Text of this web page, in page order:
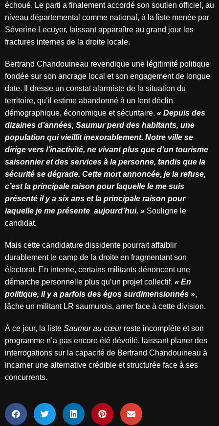
échoué. Le parti a finalement accordé son soutien officiel, au
niveau départemental comme national, à la liste menée par
Séverine Lecuyer, laissant apparaître au grand jour les
fractures internes de la droite locale.
Bertrand Chandouineau revendique une légitimité politique
fondée sur son ancrage local et son engagement de longue
date. Il dresse un constat alarmiste de la situation du
territoire, qu’il estime abandonné à un lent déclin
démographique, économique et sécuritaire. « Depuis des
dizaines d’années, Saumur perd des habitants, une
population qui vieillit inexorablement. Notre ville se
dirige vers l’inactivité, ne vivant plus que d’un tourisme
saisonnier et des services à la personne, tandis que la
sécurité se dégrade. Cette mort annoncée, je la refuse,
c’est la principale raison pour laquelle le me suis
présenté il y a six ans et la principale raison pour
laquelle je me présente aujourd’hui. » Souligne le
candidat.
Mais cette candidature dissidente pourrait affaiblir
durablement le camp de la droite en fragmentant son
électorat. En interne, certains militants dénoncent une
démarche personnelle plus qu’un projet collectif. « En
politique, il y a parfois des égos surdimensionnés »,
lâche un militant LR saumurois, amer face à cette division.
À ce jour, la liste Saumur au cœurreste incomplète et son
programme n’a pas encore été dévoilé, laissant planer des
interrogations sur la capacité de Bertrand Chandouineau à
incarner une alternative crédible et structurée face à ses
concurrents.